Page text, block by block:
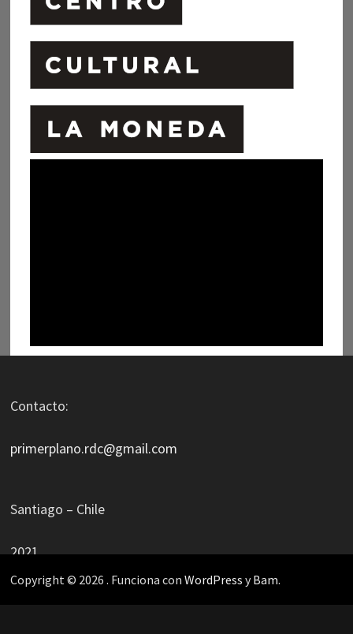
Contacto:
primerplano.rdc@gmail.com
Santiago – Chile
2021
Copyright © 2026 . Funciona con WordPress yBam.